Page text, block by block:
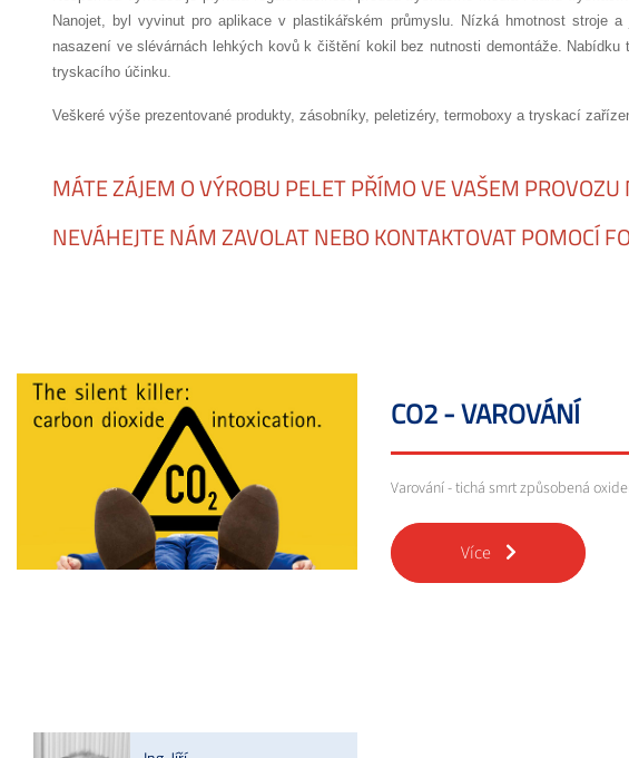
Nanojet, byl vyvinut pro aplikace v plastikářském průmyslu. Nízká hmotnost stroje
nasazení ve slévárnách lehkých kovů k čištění kokil bez nutnosti demontáže.
tryskacího účinku.
Veškeré výše prezentované produkty, zásobníky, peletizéry, termoboxy a tryskací
MÁTE ZÁJEM O VÝROBU PELET PŘÍMO VE VAŠEM
NEVÁHEJTE NÁM ZAVOLAT NEBO KONTAKTOVAT POMOCÍ
CO2 - VAROVÁNÍ
Varování - tichá smrt způsobená
Více